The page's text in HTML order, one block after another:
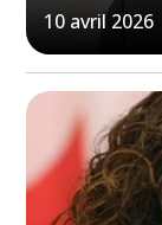
10 avril 2026